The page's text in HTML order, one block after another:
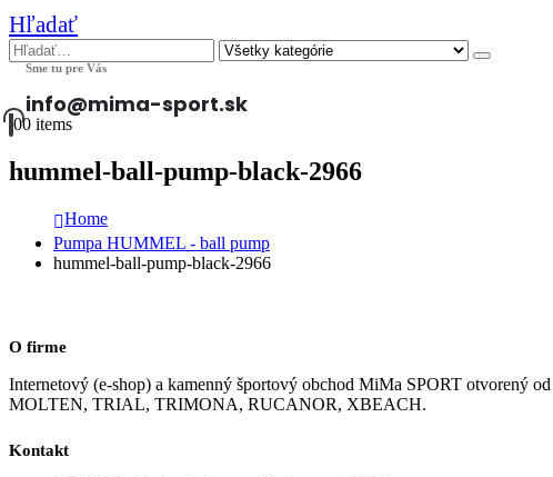
Hľadať
Sme tu pre Vás
info@mima-sport.sk
00 items
hummel-ball-pump-black-2966
Home
Pumpa HUMMEL - ball pump
hummel-ball-pump-black-2966
O firme
Internetový (e-shop) a kamenný športový obchod MiMa SPORT
MOLTEN, TRIAL, TRIMONA, RUCANOR, XBEACH.
Kontakt